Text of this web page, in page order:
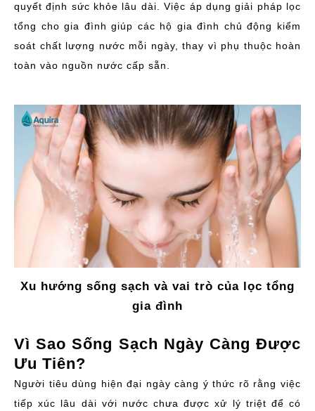
quyết định sức khỏe lâu dài. Việc áp dụng giải pháp lọc
tổng cho gia đình giúp các hộ gia đình chủ động kiểm
soát chất lượng nước mỗi ngày, thay vì phụ thuộc hoàn
toàn vào nguồn nước cấp sẵn.
Xu hướng sống sạch và vai trò của lọc tổng
gia đình
Vì Sao Sống Sạch Ngày Càng Được
Ưu Tiên?
Người tiêu dùng hiện đại ngày càng ý thức rõ rằng việc
tiếp xúc lâu dài với nước chưa được xử lý triệt để có